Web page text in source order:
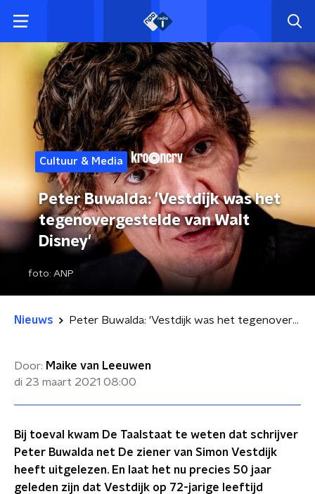
Cultuur & Media
Peter Buwalda: 'Vestdijk was het
tegenovergestelde van Walt
Disney'
foto: ANP
Nieuws Peter Buwalda: 'Vestdijk was het tegenovergestelde van Walt Disney'
Door: Maike van Leeuwen
di 23 maart 2021 08:00
Bij toeval kwam De Taalstaat te weten dat schrijver
Peter Buwalda net De ziener van Simon Vestdijk
heeft uitgelezen. En laat het nu precies 50 jaar
geleden zijn dat Vestdijk op 72-jarige leeftijd